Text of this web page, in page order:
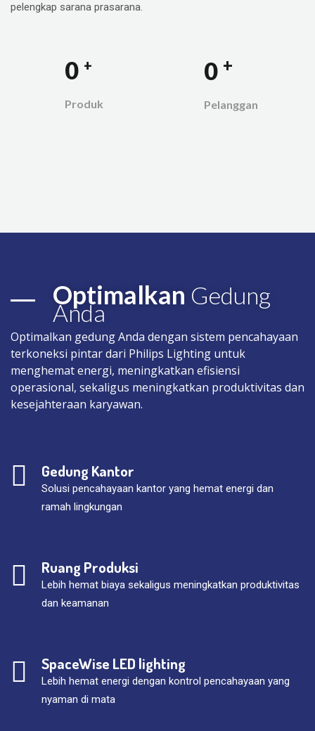
pelengkap sarana prasarana.
0 +
Produk
0 +
Pelanggan
Optimalkan Gedung
Anda
Optimalkan gedung Anda dengan sistem pencahayaan
terkoneksi pintar dari Philips Lighting untuk
menghemat energi, meningkatkan efisiensi
operasional, sekaligus meningkatkan produktivitas dan
kesejahteraan karyawan.
Gedung Kantor
Solusi pencahayaan kantor yang hemat energi dan
ramah lingkungan
Ruang Produksi
Lebih hemat biaya sekaligus meningkatkan produktivitas
dan keamanan
SpaceWise LED lighting
Lebih hemat energi dengan kontrol pencahayaan yang
nyaman di mata